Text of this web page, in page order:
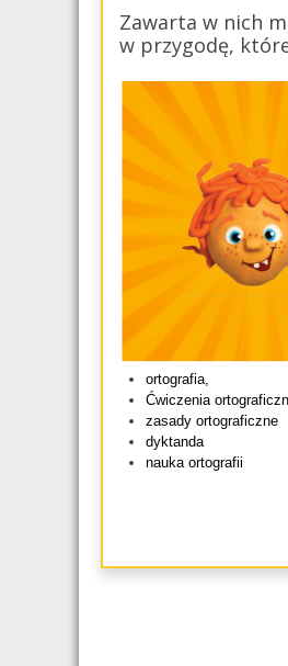
Zawarta w nich
w przygodę,
ortografia,
Ćwiczenia
zasady ortograficzne
dyktanda
nauka ortografii